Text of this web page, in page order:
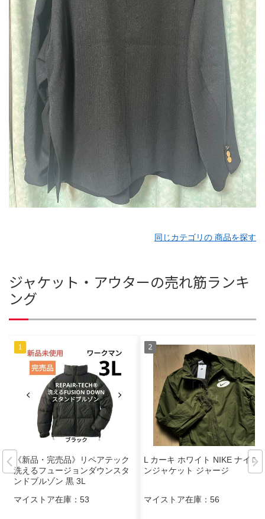
同じカテゴリの 商品を探す
ジャケット・アウターの売れ筋ランキ
ング
《新品・完売品》リペアテック
洗えるフュージョンダウンスタ
ンドブルゾン 黒 3L
マイストア在庫： 53
L カーキ ホワイト NIKE ナイロ
ンジャケット ジャージ
マイストア在庫： 56